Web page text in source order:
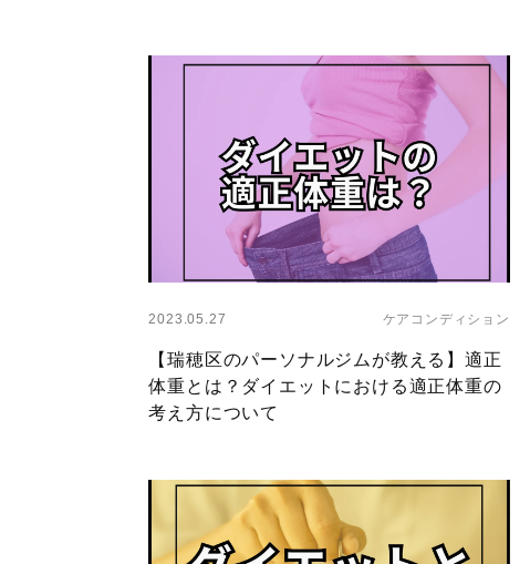
2023.05.27 ケアコンディション
【瑞穂区のパーソナルジムが教える】適正
体重とは？ダイエットにおける適正体重の
考え方について